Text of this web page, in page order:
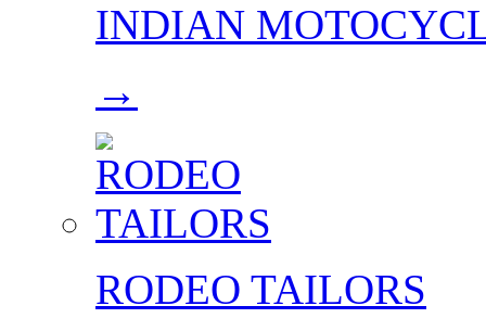
INDIAN
→
RODEO TAILORS